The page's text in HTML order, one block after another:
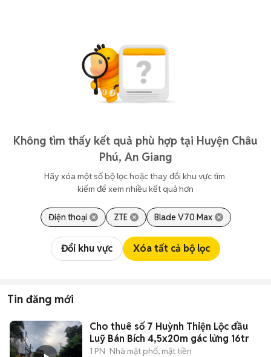
Không tìm thấy kết quả phù hợp tại Huyện Châu
Phú, An Giang
Hãy xóa một số bộ lọc hoặc thay đổi khu vực tìm
kiếm để xem nhiều kết quả hơn
Điện thoại ZTE Blade V70 Max
Đổi khu vực Xóa tất cả bộ lọc
Tin đăng mới
Cho thuê số 7 Huỳnh Thiện Lộc đầu
Luỹ Bán Bích 4,5x20m gác lửng 16tr
1 PN Nhà mặt phố, mặt tiền